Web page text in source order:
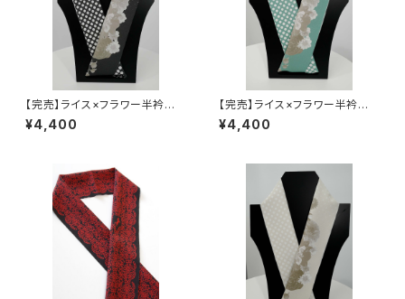
【完売】ライス×フラワー半衿
セサミ ポリエステル100％
¥4,400
【完売】ライス×フラワー半衿 ミ
ント ポリエステル100％
¥4,400